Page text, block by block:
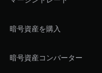
暗号資産を購入
暗号資産コンバーター